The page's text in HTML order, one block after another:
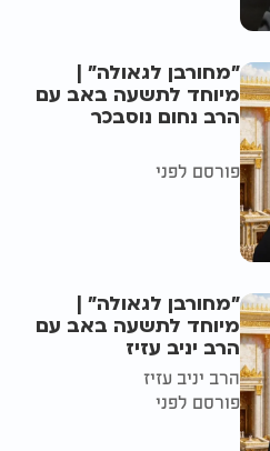
"מחורבן לגאולה" |
מיוחד לתשעה באב עם
הרב נחום נוסבכר
פורסם לפני
"מחורבן לגאולה" |
מיוחד לתשעה באב עם
הרב יניב עזיז
הרב יניב עזיז
פורסם לפני